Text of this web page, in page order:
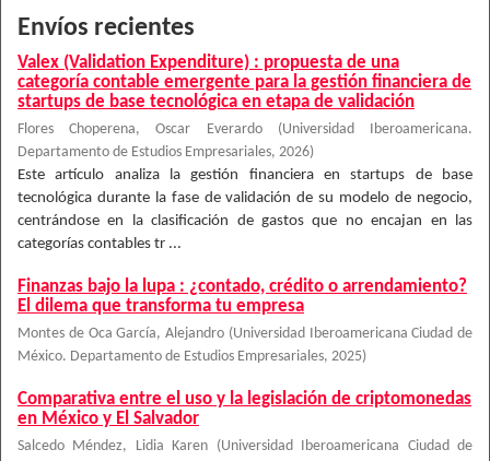
Envíos recientes
Valex (Validation Expenditure) : propuesta de una
categoría contable emergente para la gestión financiera de
startups de base tecnológica en etapa de validación
Flores Choperena, Oscar Everardo (Universidad Iberoamericana.
Departamento de Estudios Empresariales, 2026)
Este artículo analiza la gestión financiera en startups de base
tecnológica durante la fase de validación de su modelo de negocio,
centrándose en la clasificación de gastos que no encajan en las
categorías contables tr ...
Finanzas bajo la lupa : ¿contado, crédito o arrendamiento?
El dilema que transforma tu empresa
Montes de Oca García, Alejandro (Universidad Iberoamericana Ciudad de
México. Departamento de Estudios Empresariales, 2025)
Comparativa entre el uso y la legislación de criptomonedas
en México y El Salvador
Salcedo Méndez, Lidia Karen (Universidad Iberoamericana Ciudad de